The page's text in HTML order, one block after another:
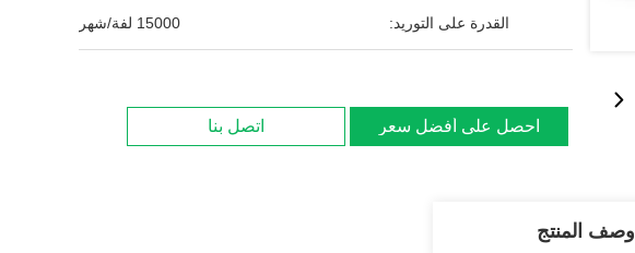
القدرة على التوريد: 15000 لفة/شهر
احصل على أفضل سعر اتصل بنا
وصف المنتج